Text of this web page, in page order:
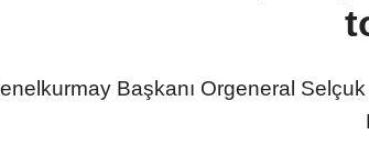
Başkanı Orgeneral